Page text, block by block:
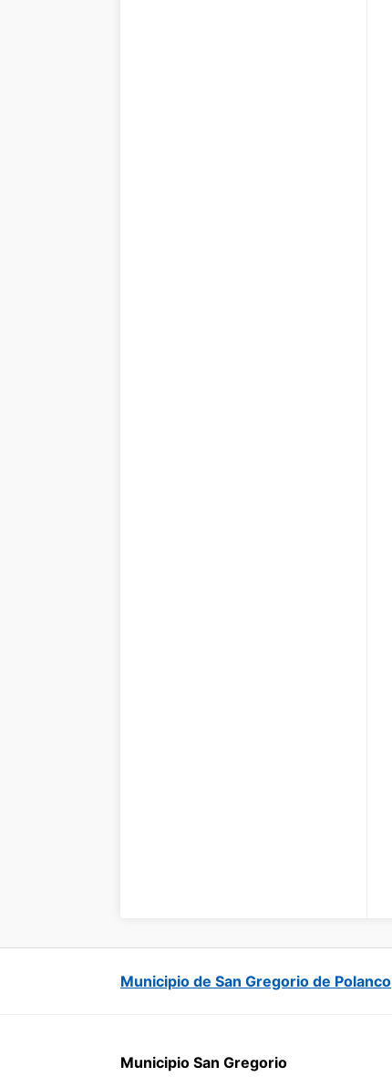
Municipio de San Gregorio de Polanco
Municipio San Gregorio